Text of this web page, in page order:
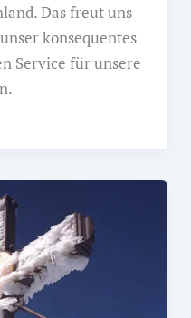
Das freut uns
konsequentes
Service für unsere